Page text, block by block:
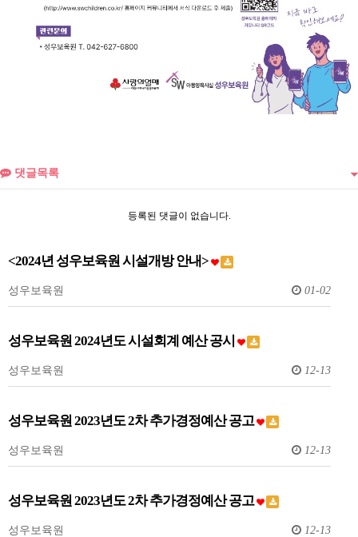
댓글목록
등록된 댓글이 없습니다.
<2024년 성우보육원 시설개방 안내>
성우보육원 01-02
성우보육원 2024년도 시설회계 예산 공시
성우보육원 12-13
성우보육원 2023년도 2차 추가경정예산 공고
성우보육원 12-13
성우보육원 2023년도 2차 추가경정예산 공고
성우보육원 12-13